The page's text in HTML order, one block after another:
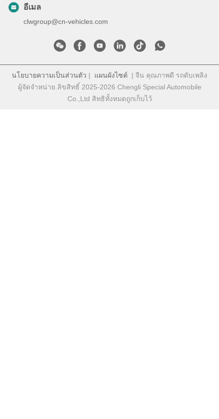
อีเมล
clwgroup@cn-vehicles.com
นโยบายความเป็นส่วนตัว | แผนผังไซต์ | จีน คุณภาพดี รถดับเพลิง
ผู้จัดจําหน่าย.ลิขสิทธิ์ 2025-2026 Chengli Special Automobile
Co.,Ltd สิทธิทั้งหมดถูกเก็บไว้